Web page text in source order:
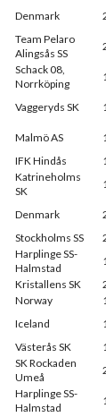
Denmark
Team Pelaro
Alingsås SS
Schack 08,
Norrköping
Vaggeryds SK
Malmö AS
IFK Hindås
Katrineholms
SK
Denmark
Stockholms SS
Harplinge SS-
Halmstad
Kristallens SK
Norway
Iceland
Västerås SK
SK Rockaden
Umeå
Harplinge SS-
Halmstad